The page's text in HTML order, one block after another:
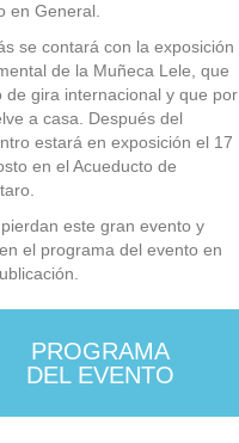
en General.
se contará con la exposición
de la Muñeca Lele, que
de gira internacional y que por
a casa. Después del
estará en exposición el 17
en el Acueducto de
este gran evento y
el programa del evento en
PROGRAMA
DEL EVENTO